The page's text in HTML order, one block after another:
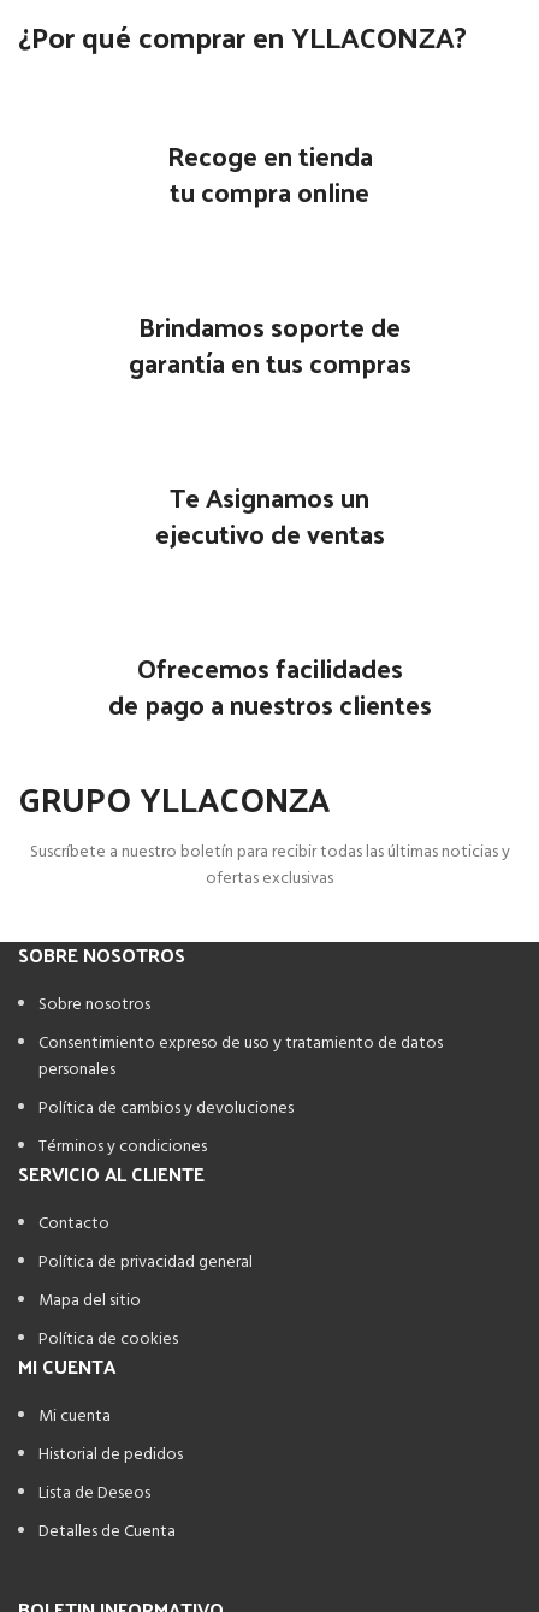
¿Por qué comprar en YLLACONZA?
Recoge en tienda
tu compra online
Brindamos soporte de
garantía en tus compras
Te Asignamos un
ejecutivo de ventas
Ofrecemos facilidades
de pago a nuestros clientes
GRUPO YLLACONZA
Suscríbete a nuestro boletín para recibir todas las últimas noticias y
ofertas exclusivas
SOBRE NOSOTROS
Sobre nosotros
Consentimiento expreso de uso y tratamiento de datos
personales
Política de cambios y devoluciones
Términos y condiciones
SERVICIO AL CLIENTE
Contacto
Política de privacidad general
Mapa del sitio
Política de cookies
MI CUENTA
Mi cuenta
Historial de pedidos
Lista de Deseos
Detalles de Cuenta